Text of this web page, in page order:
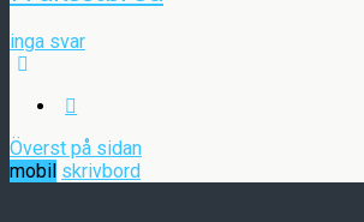
inga svar
Överst på sidan
mobil skrivbord